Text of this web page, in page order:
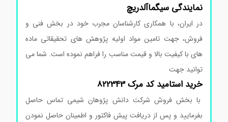
نمایندگیسیگماآلدریچ
در ایران، با همکاری کارشناسان مجرب خود در بخش فنی و
فروش، جهت تامین مواد اولیه پژوهش های تحقیقاتی ماده
های با کیفیت بالا و قیمت مناسب را فراهم نموده است. شما می
توانید جهت
خرید استامید کد مرک 822343
با بخش فروش شرکت دانش پژوهان شیمی تماس حاصل
بفرمایید و پس از دریافت پیش فاکتور و اطمینان حاصل نمودن